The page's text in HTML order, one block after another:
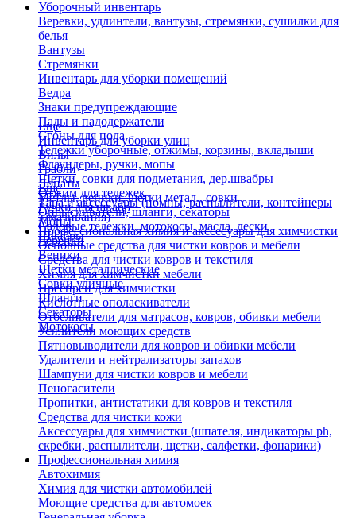
Уборочный инвентарь
Веревки, удлинтели, вантузы, стремянки, сушилки для
белья
Вантузы
Стремянки
Инвентарь для уборки помещений
Ведра
Знаки предупреждающие
Пады и падодержатели
Сгоны для пола
Тележки уборочные, отжимы, корзины, вкладыши
Флаундеры, ручки, мопы
Щетки, совки для подметания, дер.швабры
Отжим для тележек
Ручки для швабр
Мопы
Швабры
Еще
Инвентарь для уборки улиц
Вилы
Грабли
Лопаты
Метлы, веники, щетки метал., совки
Опрыскиватели, шланги, секаторы
Садовые тележки, мотокосы, масла, лески
Черенки
Веники
Щетки металлические
Совки уличные
Шланги
Секаторы
Мотокосы
Еще
Тара и аксессуары (помпы, распылители, контейнеры
замачивания)
Профессиональная химия и акссесуары для химчистки
Основные средства для чистки ковров и мебели
Средства для чистки ковров и текстиля
Химия для химчистки мебели
Преспреи для химчистки
Кислотные ополаскиватели
Отбеливатели для матрасов, ковров, обивки мебели
Усилители моющих средств
Пятновыводители для ковров и обивки мебели
Удалители и нейтрализаторы запахов
Шампуни для чистки ковров и мебели
Пеногасители
Пропитки, антистатики для ковров и текстиля
Средства для чистки кожи
Аксессуары для химчистки (шпателя, индикаторы ph,
скребки, распылители, щетки, салфетки, фонарики)
Профессиональная химия
Автохимия
Химия для чистки автомобилей
Моющие средства для автомоек